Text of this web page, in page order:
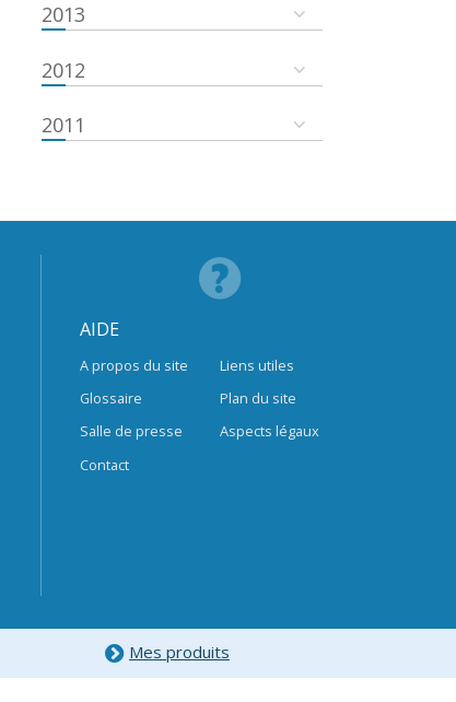
2013
2012
2011
AIDE
A propos du site
Glossaire
Salle de presse
Contact
Liens utiles
Plan du site
Aspects légaux
Mes produits